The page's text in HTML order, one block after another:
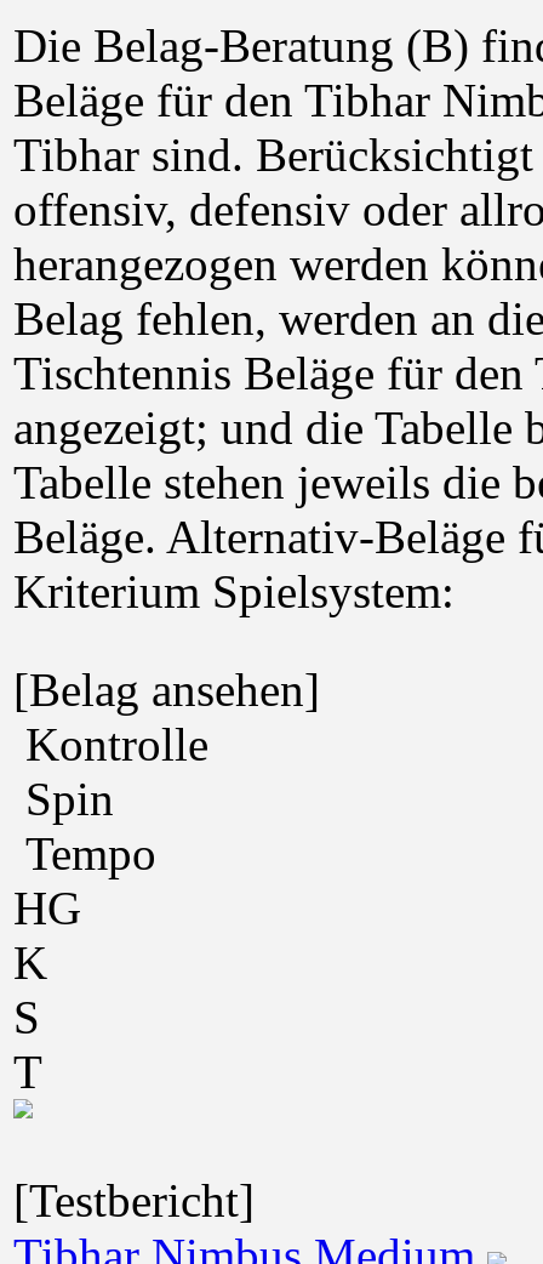
Die Belag-Beratung (B)
Beläge für den Tibhar
Tibhar sind.
offensiv, defensiv oder
herangezogen werden
Belag fehlen, werden an
Tischtennis Beläge für
angezeigt; und die Tabelle
Tabelle stehen jeweils die
Beläge. Alternativ-Beläge
Kriterium Spielsystem:
[Belag ansehen]
Kontrolle
Spin
Tempo
HG
K
S
T
[Testbericht]